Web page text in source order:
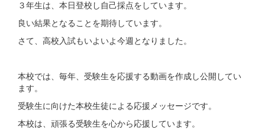
３年生は、本日登校し自己採点をしています。
良い結果となることを期待しています。
さて、高校入試もいよいよ今週となりました。
本校では、毎年、受験生を応援する動画を作成し公開してい
ます。
受験生に向けた本校生徒による応援メッセージです。
本校は、頑張る受験生を心から応援しています。